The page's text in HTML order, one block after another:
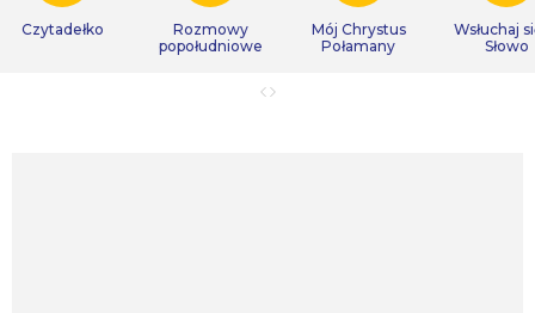
Czytadełko
Rozmowy
popołudniowe
Mój Chrystus
Połamany
Wsłuchaj
Słowo